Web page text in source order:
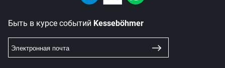
Быть в курсе событий Kesseböhmer